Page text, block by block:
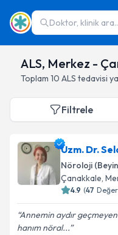
Doktor, klinik
ALS, Merkez -
Toplam 10 ALS tedavisi
Filtrele
Uzm. Dr.
Nöroloji
Çanakkale,
4.9 (47
Annemin aydır
hanım nöral...